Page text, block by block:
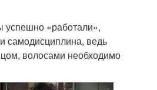
успешно «работали»,
самодисциплина, ведь
волосами необходимо